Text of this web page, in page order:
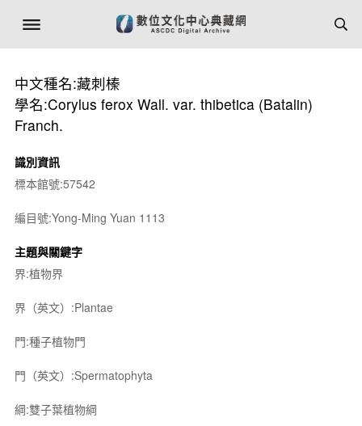
中文種名:藏刺榛
學名:Corylus ferox Wall. var. thibetica (Batalin)
Franch.
識別資訊
標本館號:57542
編目號:Yong-Ming Yuan 1113
主題與關鍵字
界:植物界
界（英文）:Plantae
門:種子植物門
門（英文）:Spermatophyta
綱:雙子葉植物綱